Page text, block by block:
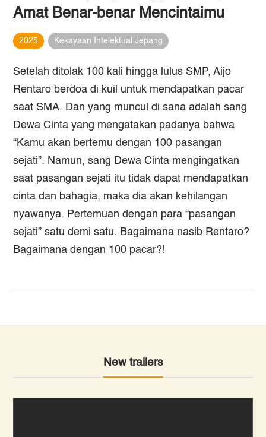
Amat Benar-benar Mencintaimu
2025 Kekayaan Intelektual Jepang
Setelah ditolak 100 kali hingga lulus SMP, Aijo
Rentaro berdoa di kuil untuk mendapatkan pacar
saat SMA. Dan yang muncul di sana adalah sang
Dewa Cinta yang mengatakan padanya bahwa
“Kamu akan bertemu dengan 100 pasangan
sejati”. Namun, sang Dewa Cinta mengingatkan
saat pasangan sejati itu tidak dapat mendapatkan
cinta dan bahagia, maka dia akan kehilangan
nyawanya. Pertemuan dengan para “pasangan
sejati” satu demi satu. Bagaimana nasib Rentaro?
Bagaimana dengan 100 pacar?!
New trailers